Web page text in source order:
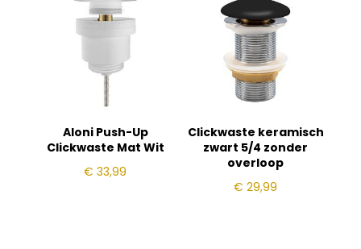
Aloni Push-Up
Clickwaste Mat Wit
€ 33,99
Clickwaste keramisch
zwart 5/4 zonder
overloop
€ 29,99